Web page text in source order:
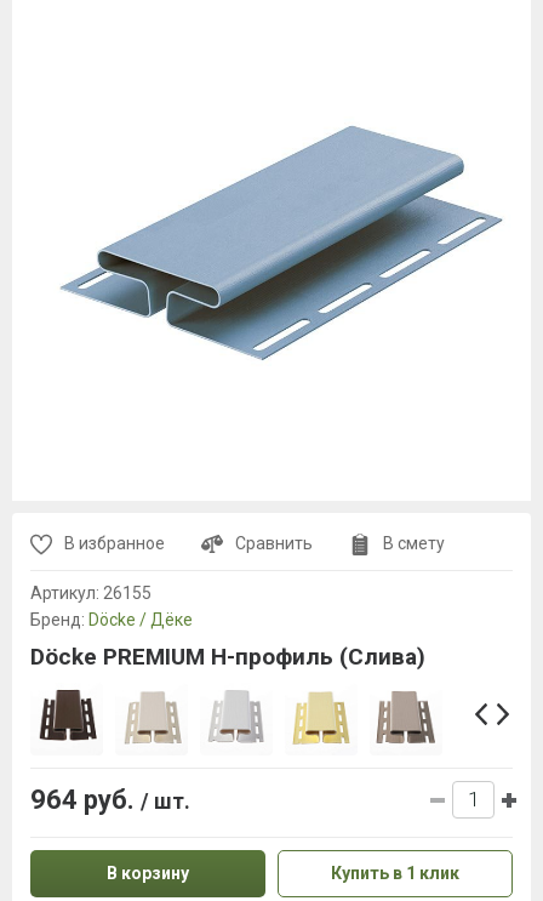
В избранное Сравнить В смету
Артикул: 26155
Бренд: Döcke / Дёке
Döcke PREMIUM H-профиль (Слива)
964 руб. / шт.
В корзину Купить в 1 клик